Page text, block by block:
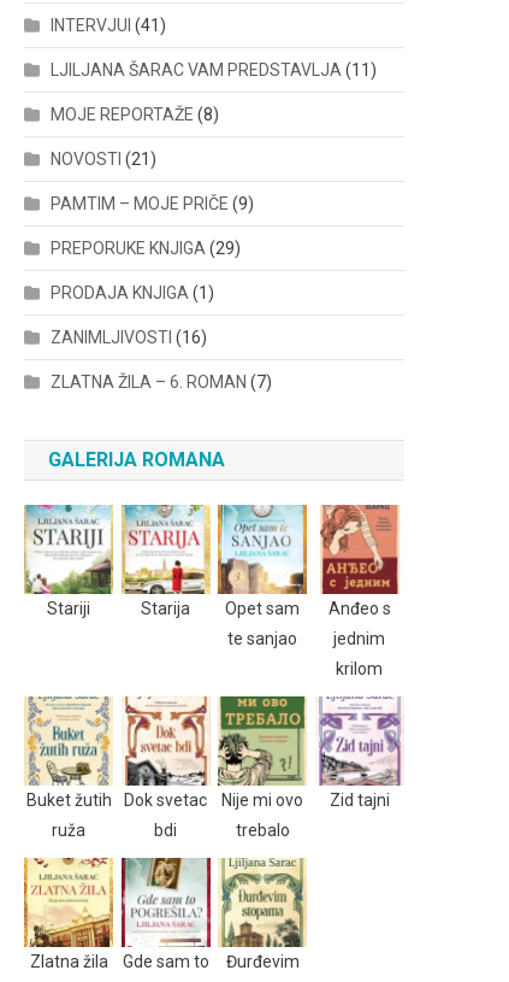
INTERVJUI (41)
LJILJANA ŠARAC VAM PREDSTAVLJA (11)
MOJE REPORTAŽE (8)
NOVOSTI (21)
PAMTIM – MOJE PRIČE (9)
PREPORUKE KNJIGA (29)
PRODAJA KNJIGA (1)
ZANIMLJIVOSTI (16)
ZLATNA ŽILA – 6. ROMAN (7)
GALERIJA ROMANA
Stariji Starija
Opet sam
te sanjao
Anđeo s
jednim
krilom
Buket žutih
ruža
Dok svetac
bdi
Nije mi ovo
trebalo
Zid tajni
Zlatna žila
Gde sam to
Đurđevim